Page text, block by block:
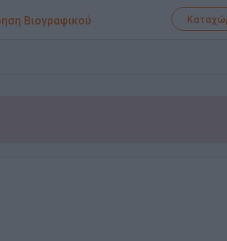
Βιογραφικού